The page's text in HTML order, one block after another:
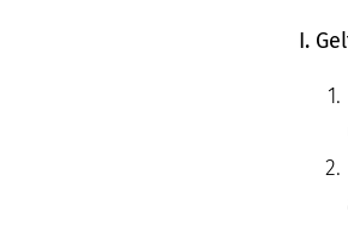
I.